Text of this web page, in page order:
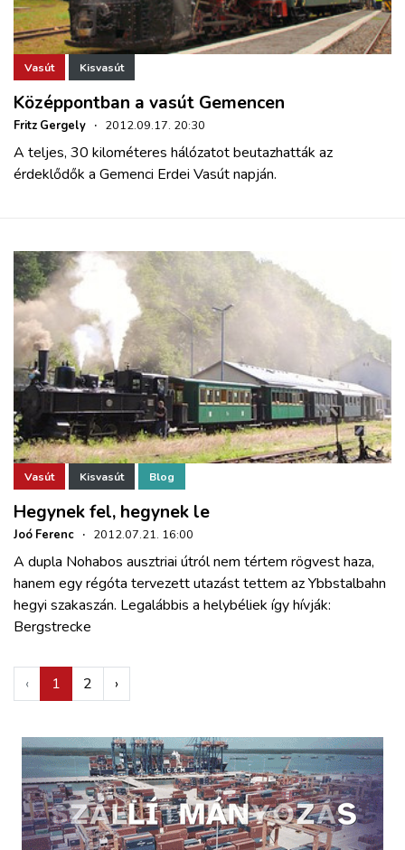
Vasút Kisvasút
Középpontban a vasút Gemencen
Fritz Gergely · 2012.09.17. 20:30
A teljes, 30 kilométeres hálózatot beutazhatták az
érdeklődők a Gemenci Erdei Vasút napján.
Vasút Kisvasút Blog
Hegynek fel, hegynek le
Joó Ferenc · 2012.07.21. 16:00
A dupla Nohabos ausztriai útról nem tértem rögvest haza,
hanem egy régóta tervezett utazást tettem az Ybbstalbahn
hegyi szakaszán. Legalábbis a helybéliek így hívják:
Bergstrecke
‹ 1 2 ›